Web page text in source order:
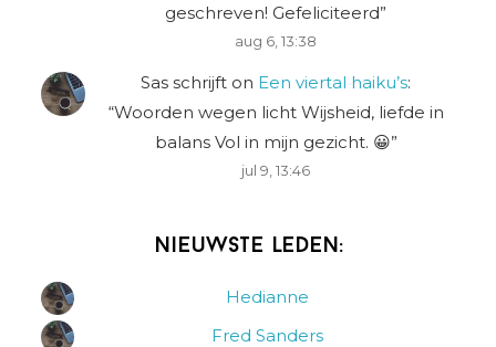
geschreven! Gefeliciteerd”
aug 6, 13:38
Sas schrijft on Een viertal haiku’s:
“Woorden wegen licht Wijsheid, liefde in
balans Vol in mijn gezicht. 😀”
jul 9, 13:46
Nieuwste leden:
Hedianne
Fred Sanders